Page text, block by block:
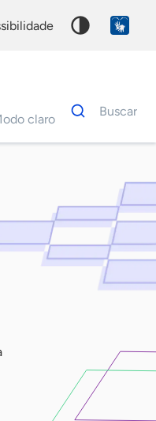
Modo claro
Dados
para
Buscar